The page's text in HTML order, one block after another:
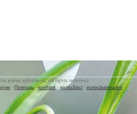
práva vyhrazena. All rights reserved.
- Помощь-контакт- spolužiaci - euroclassmates